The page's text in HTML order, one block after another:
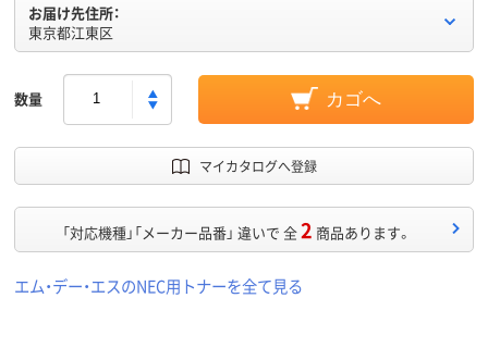
お届け先住所：
東京都江東区
数量 カゴへ
マイカタログへ登録
「対応機種」「メーカー品番」 違いで 全2 商品あります。
エム・デー・エスのNEC用トナーを全て見る